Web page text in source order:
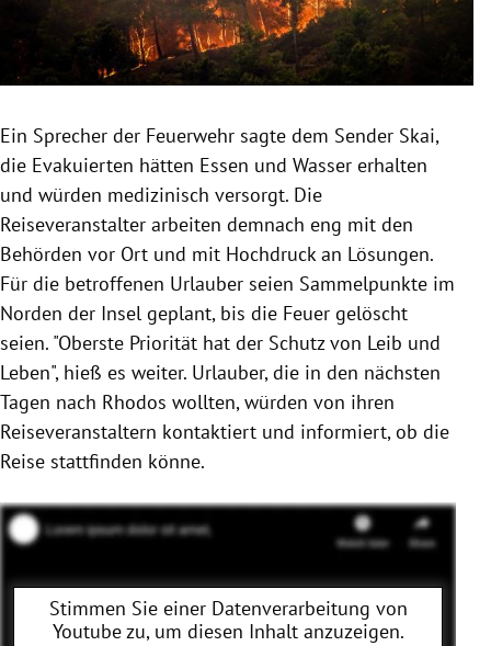
Untermenü
Untermenü
Untermenü
Ein Sprecher der Feuerwehr sagte dem Sender Skai,
die Evakuierten hätten Essen und Wasser erhalten
und würden medizinisch versorgt. Die
Reiseveranstalter arbeiten demnach eng mit den
Behörden vor Ort und mit Hochdruck an Lösungen.
Für die betroffenen Urlauber seien Sammelpunkte im
Norden der Insel geplant, bis die Feuer gelöscht
seien. "Oberste Priorität hat der Schutz von Leib und
Leben", hieß es weiter. Urlauber, die in den nächsten
Tagen nach Rhodos wollten, würden von ihren
Reiseveranstaltern kontaktiert und informiert, ob die
Reise stattfinden könne.
Stimmen Sie einer Datenverarbeitung von
Youtubezu, um diesen Inhalt anzuzeigen.